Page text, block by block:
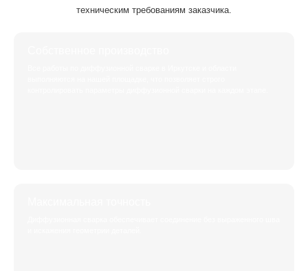
техническим требованиям заказчика.